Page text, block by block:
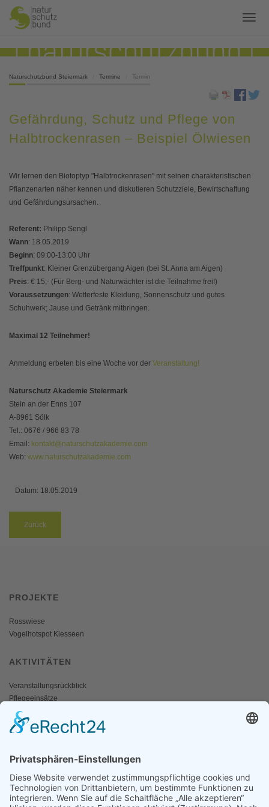
Naturschutzbund Steiermark Termine Termin
Gefährdung, Schutz und Pflege von
Halbtrockenrasen – Beispiel Ölwiesen
Wir lernen den Biotoptyp "Halbtrockenrasen" mit seinen charakteristischen
Pflanzenarten näher kennen und diskutieren Schutzziele, Bewirtschaftung
und Gefährdungsursachen.
Referent: Philipp Sengl
Wann: 18.05.2019
Beginn: 09:00-13:00 Uhr
Treffpunkt: Kleiner Grenzübergang Aigen (bei St. Anna am Aigen)
Preis: € 15,- (Für Berg- und Naturwächter ist die Teilnahme frei!)
Voraussetzungen: Wetterfeste Kleidung, Sonnenschutz und gutes
Schuhwerk; Jause und Getränk mitbringen.
Maximal 12 Teilnehmer!
Anmeldung erbeten bis eine Woche vor der Veranstaltung!
Naturschutz Akademie Steiermark
Stein an der Enns 107
A-8961 Sölk
Tel.: 0676 / 966 83 78
Email: kontakt@naturschutzakademie.com
Web: www.naturschutzakademie.com
Datum: 18.05.2019
Zurück
PROJEKTE
Rosswiese
Vogelhotspot Kiesseen
AKTIVITÄTEN
Veranstaltungsrückblick
Pflegeeinsätze
AKTIV WERDEN
Mitgliedschaft
Spenden
SERVICE